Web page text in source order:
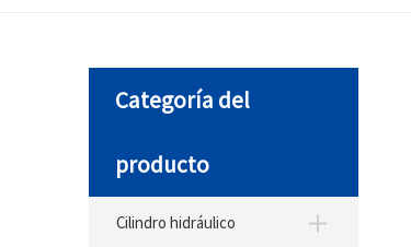
Categoría del
producto
Cilindro hidráulico